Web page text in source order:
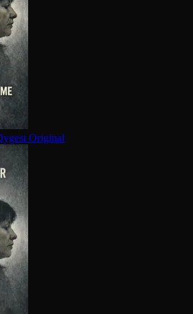
Original